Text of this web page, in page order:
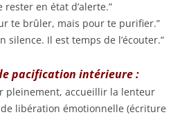
rester en état d’alerte.”
te brûler, mais pour te purifier.”
silence. Il est temps de l’écouter.”
pacification intérieure :
pleinement, accueillir la lenteur
de libération émotionnelle (écriture